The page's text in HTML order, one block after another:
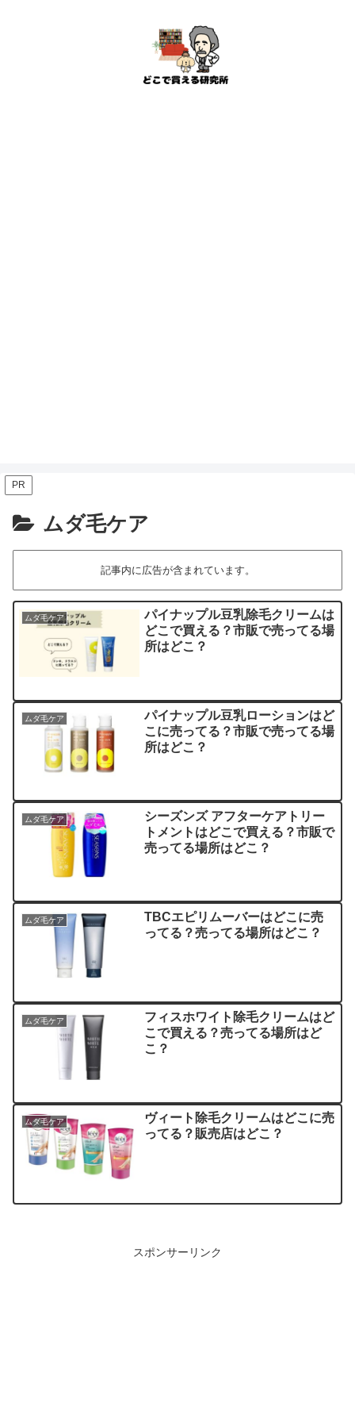
PR
ムダ毛ケア
記事内に広告が含まれています。
ムダ毛ケア
パイナップル豆乳除毛クリームは
どこで買える？市販で売ってる場
所はどこ？
ムダ毛ケア
パイナップル豆乳ローションはど
こに売ってる？市販で売ってる場
所はどこ？
ムダ毛ケア
シーズンズ アフターケアトリー
トメントはどこで買える？市販で
売ってる場所はどこ？
ムダ毛ケア
TBCエピリムーバーはどこに売
ってる？売ってる場所はどこ？
ムダ毛ケア
フィスホワイト除毛クリームはど
こで買える？売ってる場所はど
こ？
ムダ毛ケア
ヴィート除毛クリームはどこに売
ってる？販売店はどこ？
スポンサーリンク